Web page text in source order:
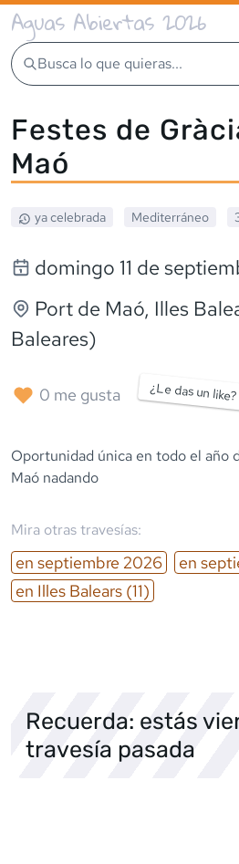
Aguas Abiertas 2026
Busca lo que quieras...
Festes de
Maó
ya celebrada Mediterráneo
domingo 11 de
Port de Maó, Illes
Baleares)
0 me gusta ¿Le das un like?
Oportunidad única en todo el año
Maó nadando
Mira otras travesías:
en septiembre 2026 en
en Illes Balears (11)
Recuerda: estás
travesía pasada